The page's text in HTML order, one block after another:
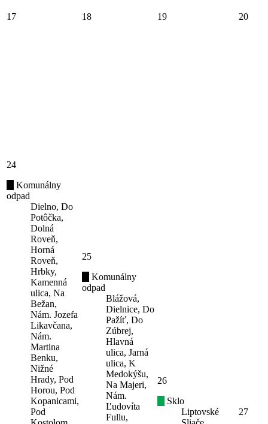
17 18 19 20
24
Komunálny
odpad
Dielno, Do
Potôčka,
Dolná
Roveň,
Horná
Roveň,
Hrbky,
Kamenná
ulica, Na
Bežan,
Nám. Jozefa
Likavčana,
Nám.
Martina
Benku,
Nižné
Hrady, Pod
Horou, Pod
Kopanicami,
Pod
25
Komunálny
odpad
Blážová,
Dielnice, Do
Pažíť, Do
Zúbrej,
Hlavná
ulica, Jarná
ulica, K
Medokýšu,
Na Majeri,
Nám.
Ľudovíta
Fullu,
26
Sklo
Liptovské
27